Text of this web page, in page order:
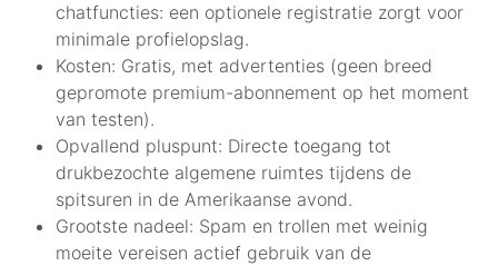
chatfuncties: een optionele registratie zorgt voor
minimale profielopslag.
Kosten: Gratis, met advertenties (geen breed
gepromote premium-abonnement op het moment
van testen).
Opvallend pluspunt: Directe toegang tot
drukbezochte algemene ruimtes tijdens de
spitsuren in de Amerikaanse avond.
Grootste nadeel: Spam en trollen met weinig
moeite vereisen actief gebruik van de